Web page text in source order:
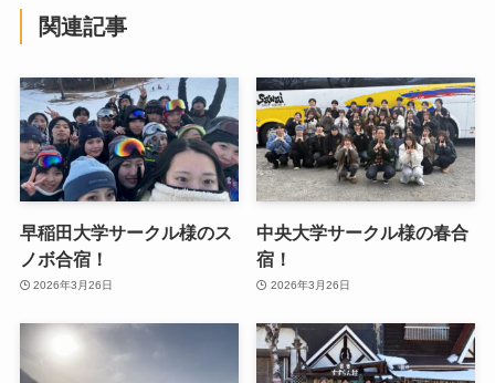
関連記事
早稲田大学サークル様のス
ノボ合宿！
2026年3月26日
中央大学サークル様の春合
宿！
2026年3月26日